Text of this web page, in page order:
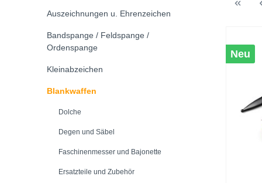
Auszeichnungen u. Ehrenzeichen
Bandspange / Feldspange /
Ordenspange
Kleinabzeichen
Blankwaffen
Dolche
Degen und Säbel
Faschinenmesser und Bajonette
Ersatzteile und Zubehör
Neu